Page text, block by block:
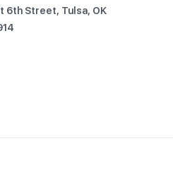
6th Street, Tulsa, OK